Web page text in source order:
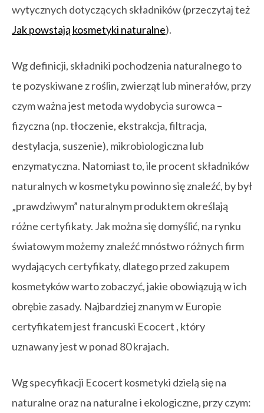
wytycznych dotyczących składników (przeczytaj też
Jak powstają kosmetyki naturalne).
Wg definicji, składniki pochodzenia naturalnego to
te pozyskiwane z roślin, zwierząt lub minerałów, przy
czym ważna jest metoda wydobycia surowca –
fizyczna (np. tłoczenie, ekstrakcja, filtracja,
destylacja, suszenie), mikrobiologiczna lub
enzymatyczna. Natomiast to, ile procent składników
naturalnych w kosmetyku powinno się znaleźć, by był
„prawdziwym” naturalnym produktem określają
różne certyfikaty. Jak można się domyślić, na rynku
światowym możemy znaleźć mnóstwo różnych firm
wydających certyfikaty, dlatego przed zakupem
kosmetyków warto zobaczyć, jakie obowiązują w ich
obrębie zasady. Najbardziej znanym w Europie
certyfikatem jest francuski Ecocert , który
uznawany jest w ponad 80 krajach.
Wg specyfikacji Ecocert kosmetyki dzielą się na
naturalne oraz na naturalne i ekologiczne, przy czym: